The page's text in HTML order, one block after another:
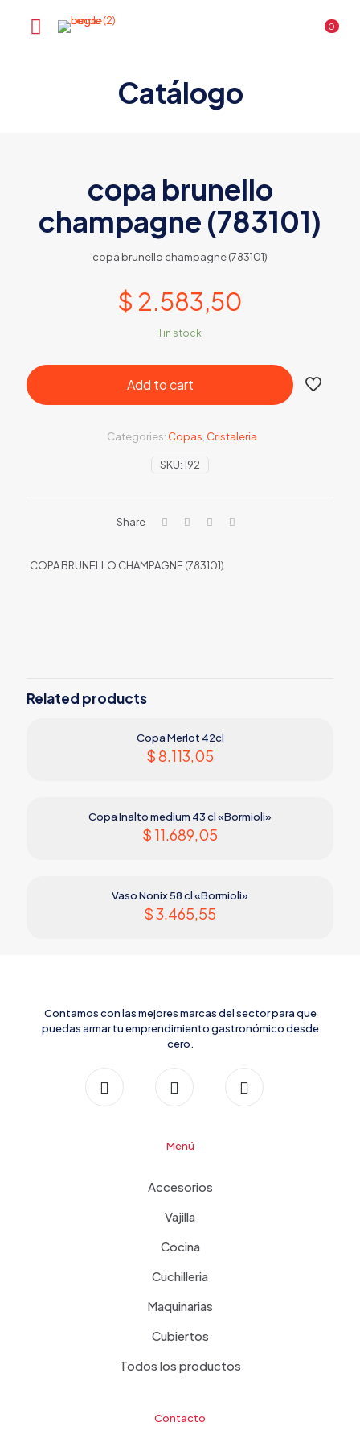
0
Catálogo
copa brunello
champagne (783101)
copa brunello champagne (783101)
$ 2.583,50
1 in stock
Add to cart
SKU:192
Categories: Copas Cristaleria
Share
COPA BRUNELLO CHAMPAGNE (783101)
Related products
Copa Merlot 42cl
$8.113,05
Copa Inalto medium 43 cl «Bormioli»
$ 11.689,05
Vaso Nonix 58 cl «Bormioli»
$3.465,55
Contamos con las mejores marcas del sector para que
puedas armar tu emprendimiento gastronómico desde
cero.
Menú
Accesorios
Vajilla
Cocina
Cuchilleria
Maquinarias
Cubiertos
Todos los productos
Contacto